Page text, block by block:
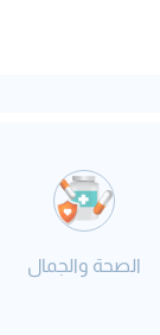
الصحة والجمال